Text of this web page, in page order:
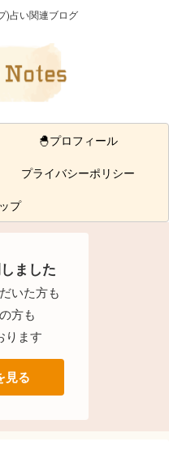
)占い関連ブログ
🐣プロフィール
プライバシーポリシー
プ
ました
いた方も
方も
ります
見る